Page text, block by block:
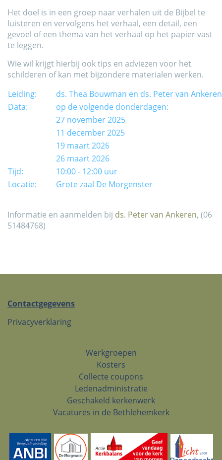
Het doel is in een groep naar verhalen uit de Bijbel te
luisteren en vervolgens het verhaal, een detail, een
gevoel of een thema van het verhaal op het papier vast
te leggen.
Wie wil krijgt hierbij ook tips en adviezen voor het
schilderen of kan met bijzondere materialen werken.
Leiding:
ds. Thea Bouwman en ds. Peter van Ankeren
Data:
op de volgende donderdagen:
27 november 2025
11 december 2025
19 maart 2026
26 maart 2026
Tijd:
10:00 - 12:00 uur
Locatie:
Grote zaal De Morgenster
Informatie en aanmelden bij ds. Peter van Ankeren, (06
51484768)
Contactgegevens
Privacyverklaring
Werkgroepen
Kosters
Collecte coupons
Ledenadministratie
Geschakeld kerkenwerk
Vacatures in de Bethlehemkerk